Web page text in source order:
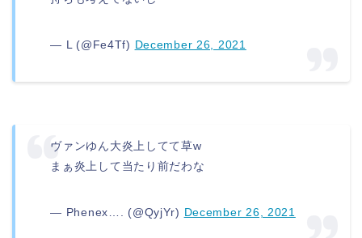
— L (@Fe4Tf) December 26, 2021
ヴァンゆん大炎上してて草w
まぁ炎上して当たり前だわな
— Phenex…. (@QyjYr) December 26, 2021